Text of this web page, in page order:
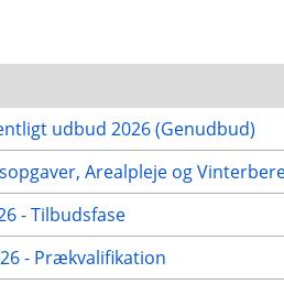
udbud 2026 (Genudbud)
Arealpleje og
- Tilbudsfase
- Prækvalifikation